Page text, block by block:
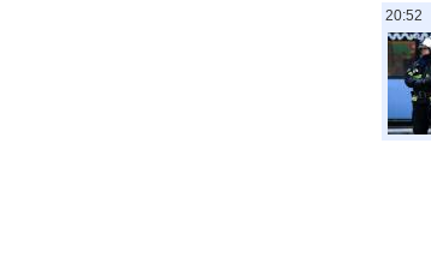
20:52